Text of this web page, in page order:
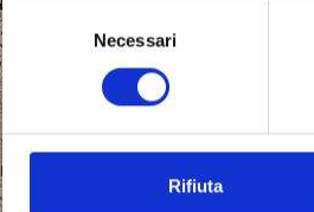
Selezione
del
Necessari
Rifiuta